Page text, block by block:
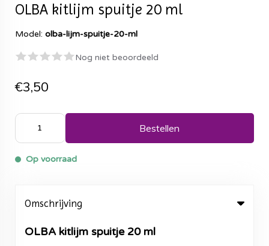
OLBA kitlijm spuitje 20 ml
Model: olba-lijm-spuitje-20-ml
Nog niet beoordeeld
€3,50
Bestellen
Op voorraad
Omschrijving
OLBA kitlijm spuitje 20 ml